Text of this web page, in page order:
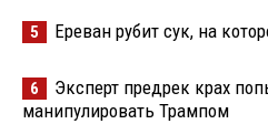
5 Ереван рубит сук, на
6
Эксперт предрек крах
манипулировать Трампом